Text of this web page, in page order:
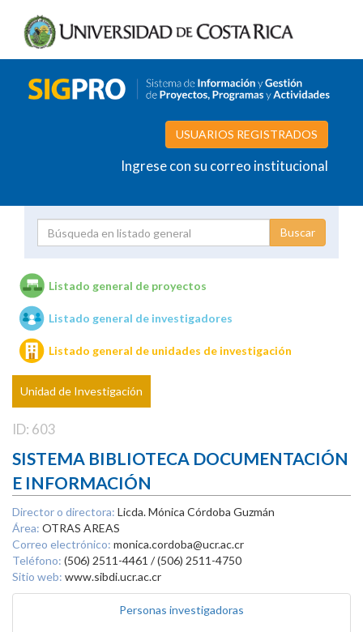
USUARIOS REGISTRADOS
Ingrese con su correo institucional
Unidades de investigación
Listado general de proyectos
Listado general de investigadores
Listado general de unidades de investigación
Unidad de Investigación
ID: 603
SISTEMA BIBLIOTECA DOCUMENTACIÓN
E INFORMACIÓN
Director o directora: Licda. Mónica Córdoba Guzmán
Área: OTRAS AREAS
Correo electrónico: monica.cordoba@ucr.ac.cr
Teléfono: (506) 2511-4461 / (506) 2511-4750
Sitio web: www.sibdi.ucr.ac.cr
Personas investigadoras